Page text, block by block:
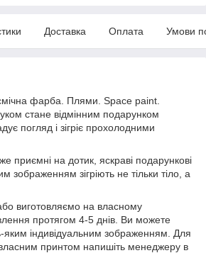
Доставка Оплата Умови
фарба. Плями. Space paint.
стане відмінним подарунком
погляд і зігріє прохолодними
приємні на дотик, яскраві подарункові
зображенням зігріють не тільки тіло, а
виготовляємо на власному
протягом 4-5 днів. Ви можете
яким індивідуальним зображенням. Для
принтом напишіть менеджеру в